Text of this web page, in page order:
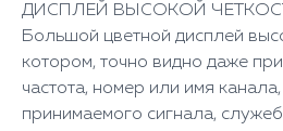
ДИСПЛЕЙ ВЫСОКОЙ
Большой цветной дисплей
котором, точно видно даже
частота, номер или имя
принимаемого сигнала,